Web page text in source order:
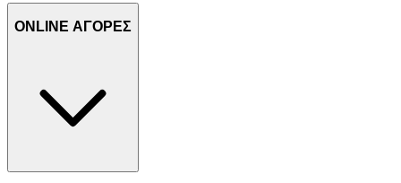
ONLINE ΑΓΟΡΕΣ